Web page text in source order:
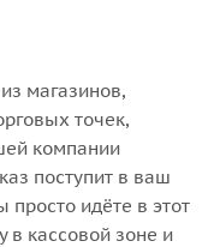
магазинов,
точек,
компании
поступит в ваш
идёте в этот
в кассовой зоне и